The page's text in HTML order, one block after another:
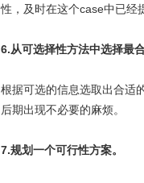
性，及时在这个case中已经
6.从可选择性方法中选择最
根据可选的信息选取出合适
后期出现不必要的麻烦。
7.规划一个可行性方案。